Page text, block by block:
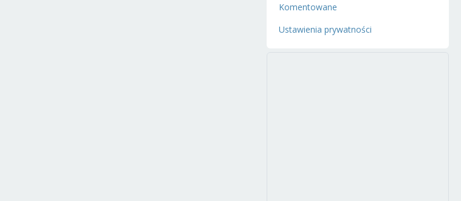
Komentowane
Ustawienia prywatności